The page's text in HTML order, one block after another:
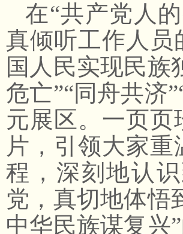
在“共产党人
真倾听工作人员
国人民实现民族
危亡”“同舟共济
元展区。一页
片，引领大家
程，深刻地认
党，真切地体悟
中华民族谋复兴